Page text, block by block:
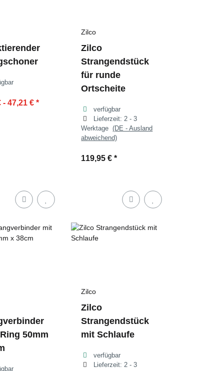
- 47,21 € *
Zilco
Zilco
Strangendstück
für runde
Ortscheite
verfügbar
Lieferzeit: 2 - 3
Werktage(DE - Ausland
abweichend)
119,95 €*
50mm
Zilco
Zilco
Strangendstück
mit Schlaufe
verfügbar
Lieferzeit: 2 - 3